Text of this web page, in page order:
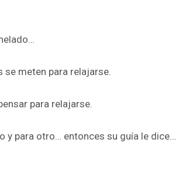
se meten para relajarse.
para relajarse.
y para otro… entonces su guía le dice…